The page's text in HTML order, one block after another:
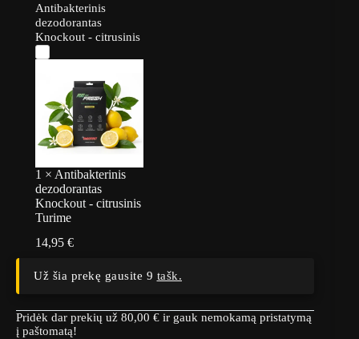
Antibakterinis
dezodorantas
Knockout - citrusinis
1 × Antibakterinis
dezodorantas
Knockout - citrusinis
Turime
14,95€
Už šia prekę gausite 9 tašk.
Pridėk dar prekių už 80,00 € ir gauk nemokamą pristatymą
į paštomatą!